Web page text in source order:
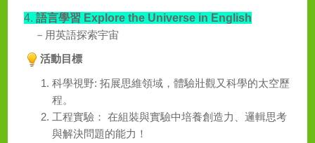
4. 語言學習 Explore the Universe in English
－用英語探索宇宙
活動目標
科學視野: 拓展思維領域，體驗壯觀又科學的太空歷
程。
工程實驗： 在組裝與實驗中培養創造力、邏輯思考
與解決問題的能力！